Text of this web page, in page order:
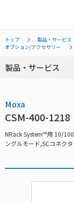
トップ 製品・サービス
オプション/アクセサリー
製品・サービス
Moxa
CSM-400-1218
NRack System™用 10/
ングルモード,SCコネク